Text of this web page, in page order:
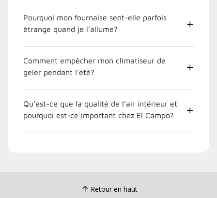
Pourquoi mon fournaise sent-elle parfois
étrange quand je l’allume?
Comment empêcher mon climatiseur de
geler pendant l’été?
Qu’est-ce que la qualité de l’air intérieur et
pourquoi est-ce important chez El Campo?
Retour en haut